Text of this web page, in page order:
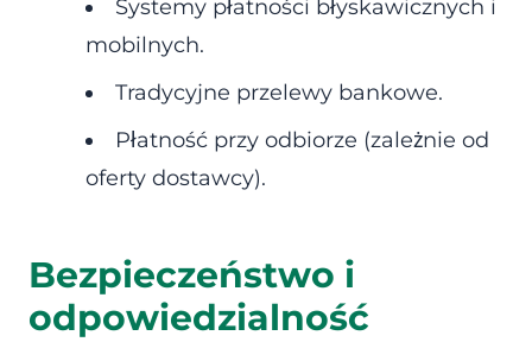
Systemy płatności błyskawicznych i
mobilnych.
Tradycyjne przelewy bankowe.
Płatność przy odbiorze (zależnie od
oferty dostawcy).
Bezpieczeństwo i
odpowiedzialność